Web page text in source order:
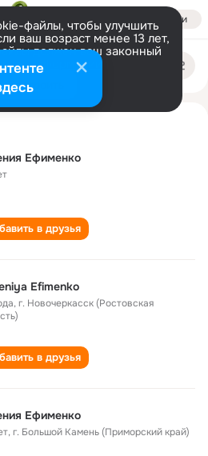
Войти
файлы, чтобы улучшить
ваш возраст менее 13 лет,
должен ваш законный
информации
Настроить
Ефименко
в друзья
Efimenko
,г. Новочеркасск (Ростовская
в друзья
Ефименко
,г. Большой Камень (Приморский край)